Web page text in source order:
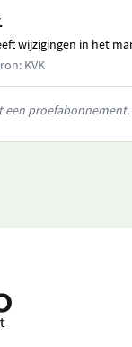
wijzigingen in het
KVK
een proefabonnement.